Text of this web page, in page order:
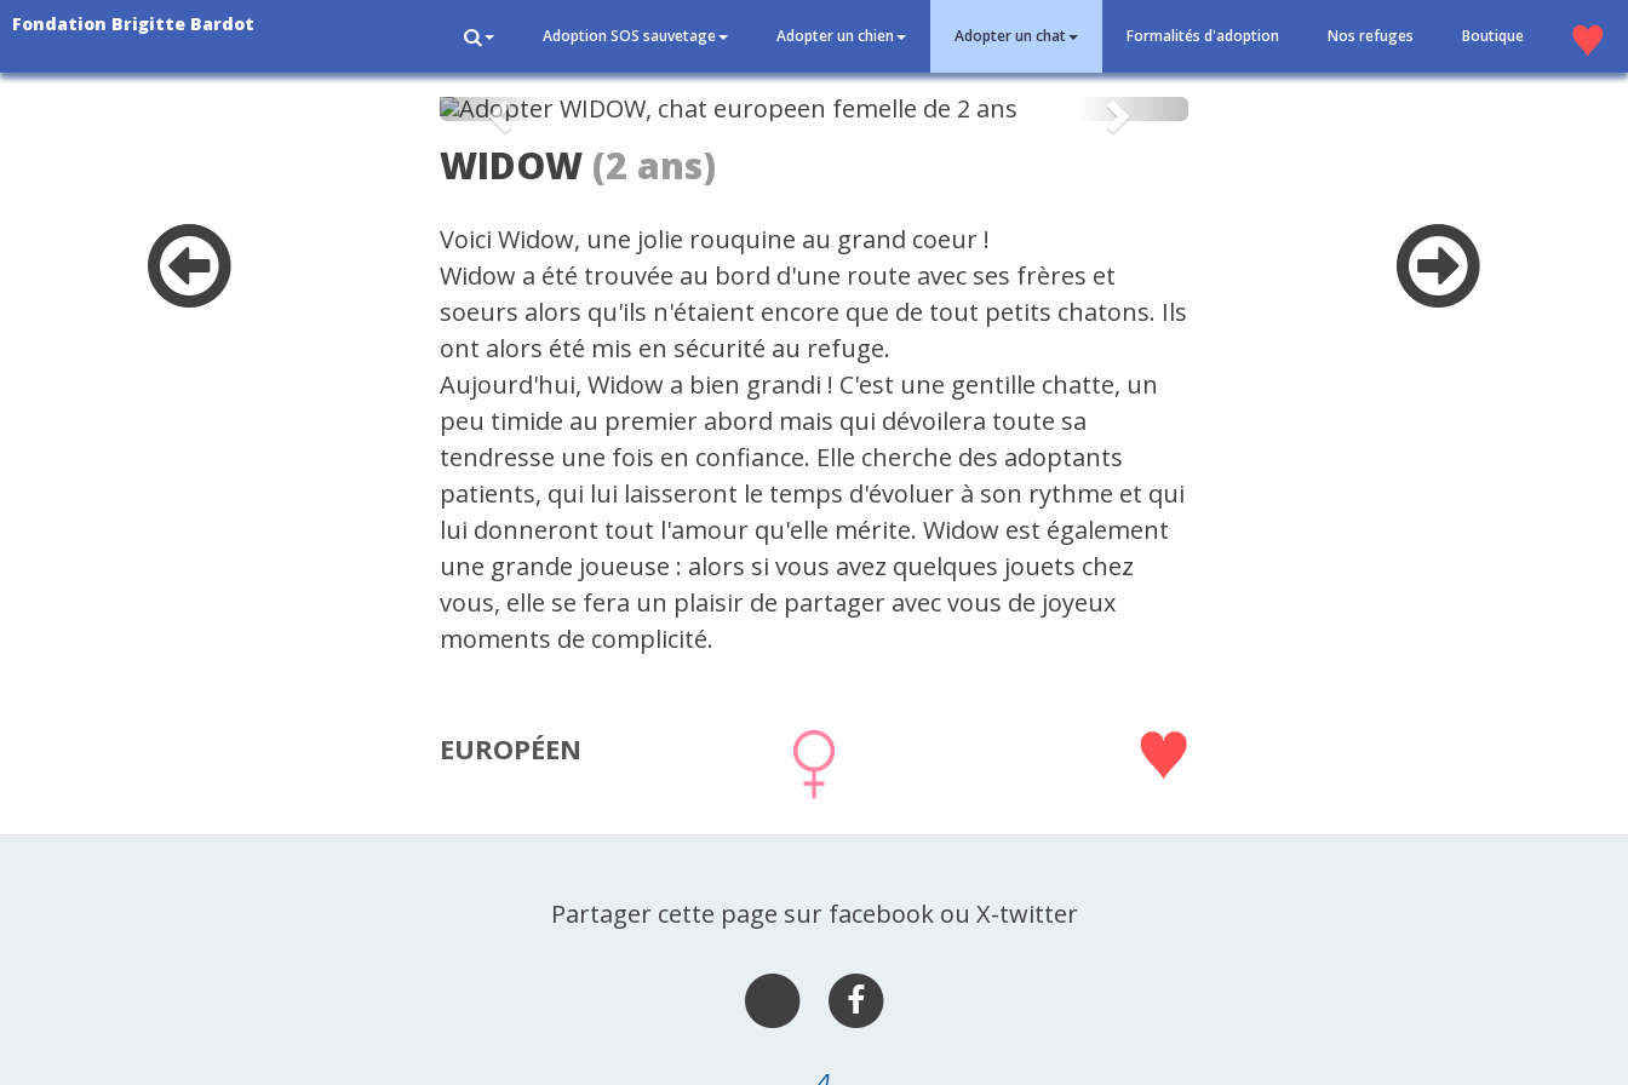
Fondation Brigitte Bardot
Adoption SOS sauvetage Adopter un chien Adopter un chat Formalités d'adoption Nos refuges Boutique
Précédent Suivant
WIDOW (2 ans)
Voici Widow, une jolie rouquine au grand coeur !
Widow a été trouvée au bord d'une route avec ses frères et
soeurs alors qu'ils n'étaient encore que de tout petits chatons. Ils
ont alors été mis en sécurité au refuge.
Aujourd'hui, Widow a bien grandi ! C'est une gentille chatte, un
peu timide au premier abord mais qui dévoilera toute sa
tendresse une fois en confiance. Elle cherche des adoptants
patients, qui lui laisseront le temps d'évoluer à son rythme et qui
lui donneront tout l'amour qu'elle mérite. Widow est également
une grande joueuse : alors si vous avez quelques jouets chez
vous, elle se fera un plaisir de partager avec vous de joyeux
moments de complicité.
EUROPÉEN
Partager cette page sur facebook ou X-twitter